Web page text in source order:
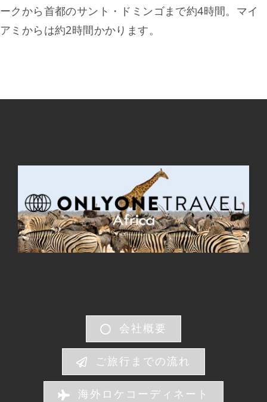
ークから首都のサント・ドミンゴまで約4時間。マイ
アミからは約2時間かかります。
会社概要
ご旅行までの流れ
海外ロケコーディネート